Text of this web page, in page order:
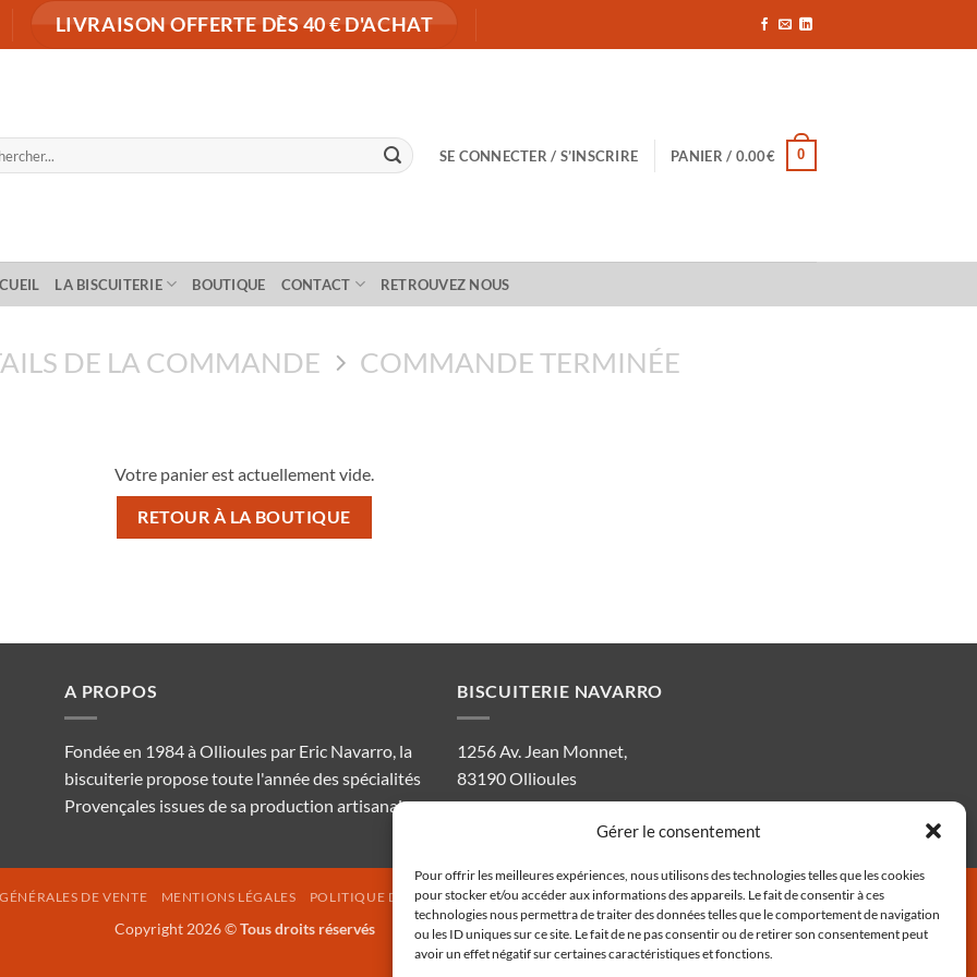
Gérer le consentement
Pour offrir les meilleures expériences, nous utilisons des technologies telles que les cookies
pour stocker et/ou accéder aux informations des appareils. Le fait de consentir à ces
technologies nous permettra de traiter des données telles que le comportement de navigation
ou les ID uniques sur ce site. Le fait de ne pas consentir ou de retirer son consentement peut
avoir un effet négatif sur certaines caractéristiques et fonctions.
LIVRAISON OFFERTE DÈS 40 € D'ACHAT
SE CONNECTER / S’INSCRIRE PANIER / 0.00€ 0
LA BISCUITERIE BOUTIQUE CONTACT RETROUVEZ NOUS
DE LA COMMANDE COMMANDE TERMINÉE
Votre panier est actuellement vide.
RETOUR À LA BOUTIQUE
A PROPOS
Fondée en 1984 à Ollioules par Eric Navarro, la
biscuiterie propose toute l'année des spécialités
Provençales issues de sa production artisanale.
BISCUITERIE NAVARRO
1256 Av. Jean Monnet,
83190 Ollioules
DE VENTE MENTIONS LÉGALES POLITIQUE DE COOKIES (UE) POLITIQUE DE CONFIDENTIALITÉ
Copyright 2026 ©Tous droits réservés